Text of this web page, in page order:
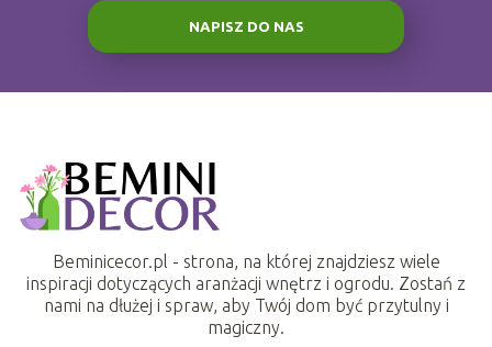
NAPISZ DO NAS
Beminicecor.pl - strona, na której znajdziesz wiele
inspiracji dotyczących aranżacji wnętrz i ogrodu. Zostań z
nami na dłużej i spraw, aby Twój dom być przytulny i
magiczny.